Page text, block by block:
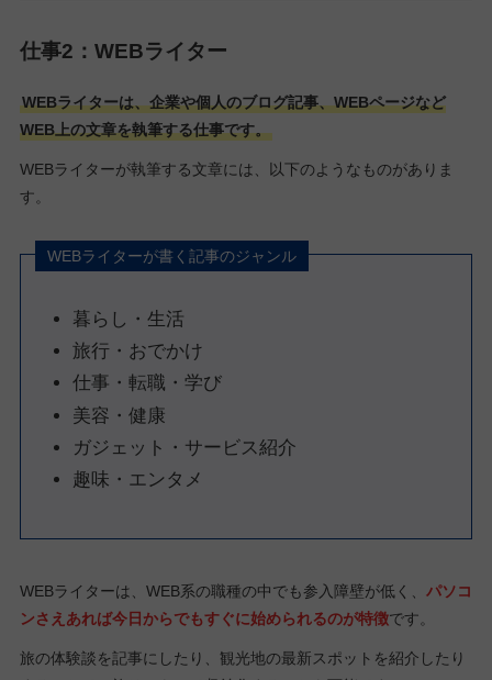
仕事2：WEBライター
WEBライターは、企業や個人のブログ記事、WEBページなど
WEB上の文章を執筆する仕事です。
WEBライターが執筆する文章には、以下のようなものがありま
す。
WEBライターが書く記事のジャンル
暮らし・生活
旅行・おでかけ
仕事・転職・学び
美容・健康
ガジェット・サービス紹介
趣味・エンタメ
WEBライターは、WEB系の職種の中でも参入障壁が低く、 パソコ
ンさえあれば今日からでもすぐに始められるのが特徴です。
旅の体験談を記事にしたり、観光地の最新スポットを紹介したり